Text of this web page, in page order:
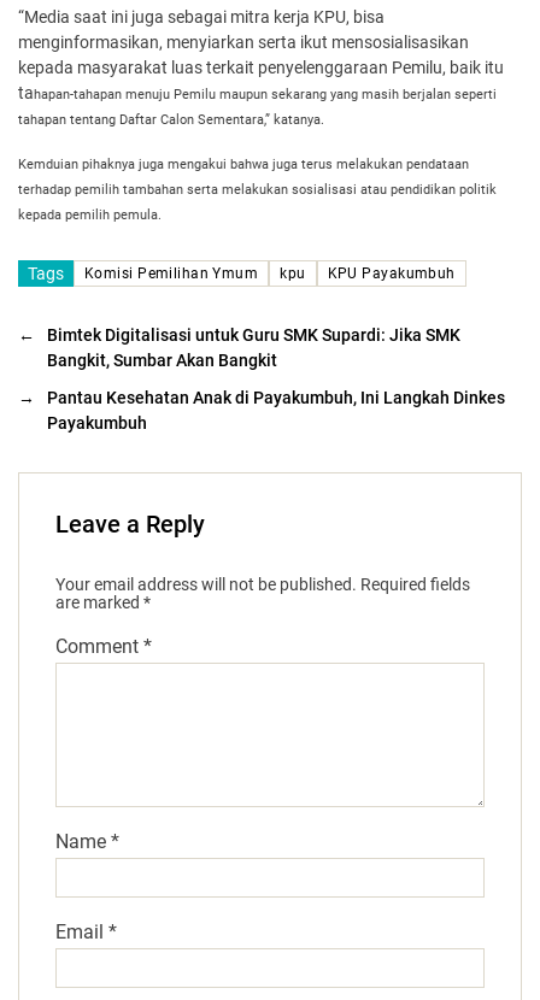
“Media saat ini juga sebagai mitra kerja KPU, bisa
menginformasikan, menyiarkan serta ikut mensosialisasikan
kepada masyarakat luas terkait penyelenggaraan Pemilu, baik itu
tahapan-tahapan menuju Pemilu maupun sekarang yang masih berjalan seperti
tahapan tentang Daftar Calon Sementara,” katanya.
Kemduian pihaknya juga mengakui bahwa juga terus melakukan pendataan
terhadap pemilih tambahan serta melakukan sosialisasi atau pendidikan politik
kepada pemilih pemula.
Tags Komisi Pemilihan Ymum kpu KPU Payakumbuh
←
Bimtek Digitalisasi untuk Guru SMK Supardi: Jika SMK
Bangkit, Sumbar Akan Bangkit
→
Pantau Kesehatan Anak di Payakumbuh, Ini Langkah Dinkes
Payakumbuh
Leave a Reply
Your email address will not be published. Required fields
are marked *
Comment *
Name *
Email *